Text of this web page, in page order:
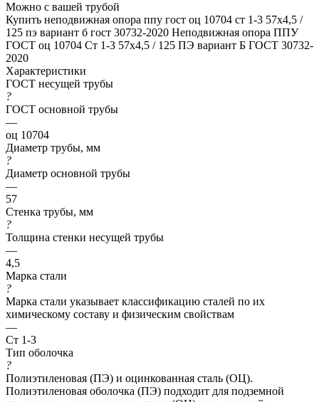
Можно с вашей трубой
Купить неподвижная опора ппу гост оц 10704 ст 1-3 57x4,5 /
125 пэ вариант б гост 30732-2020 Неподвижная опора ППУ
ГОСТ оц 10704 Ст 1-3 57x4,5 / 125 ПЭ вариант Б ГОСТ 30732-
2020
Характеристики
ГОСТ несущей трубы
?
ГОСТ основной трубы
—
оц 10704
Диаметр трубы, мм
?
Диаметр основной трубы
—
57
Стенка трубы, мм
?
Толщина стенки несущей трубы
—
4,5
Марка стали
?
Марка стали указывает классификацию сталей по их
химическому составу и физическим свойствам
—
Ст 1-3
Тип оболочка
?
Полиэтиленовая (ПЭ) и оцинкованная сталь (ОЦ).
Полиэтиленовая оболочка (ПЭ) подходит для подземной